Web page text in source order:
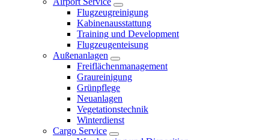
Flugzeugreinigung
Kabinenausstattung
Training und Development
Flugzeugenteisung
Außenanlagen
Freiflächenmanagement
Graureinigung
Grünpflege
Neuanlagen
Vegetationstechnik
Winterdienst
Cargo Service